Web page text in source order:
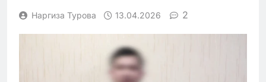
Наргиза Турова 13.04.2026 2